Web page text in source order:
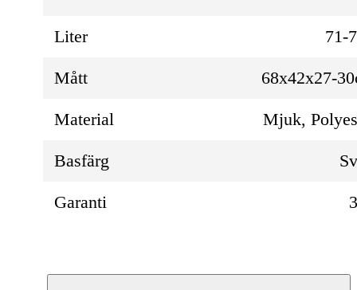
Liter 71-
Mått 68x42x27-
Material Mjuk,
Basfärg
Garanti